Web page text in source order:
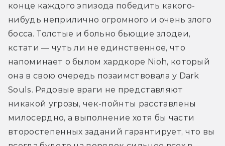
конце каждого эпизода победить какого-
нибудь неприлично огромного и очень злого
босса. Толстые и больно бьющие злодеи,
кстати — чуть ли не единственное, что
напоминает о былом хардкоре Nioh, который
она в свою очередь позаимствовала у Dark
Souls. Рядовые враги не представляют
никакой угрозы, чек-пойнты расставлены
милосердно, а выполнение хотя бы части
второстепенных заданий гарантирует, что вы